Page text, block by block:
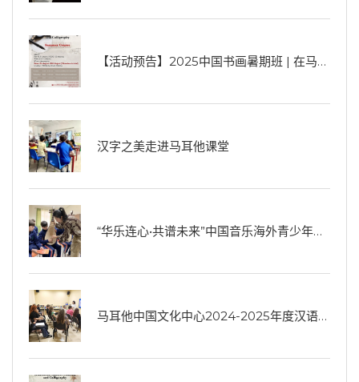
【活动预告】2025中国书画暑期班 | 在马耳他遇见东方美学
汉字之美走进马耳他课堂
“华乐连心•共谱未来”中国音乐海外青少年推广计划在马耳他正式启动
马耳他中国文化中心2024-2025年度汉语和中国书画长期培训班开启